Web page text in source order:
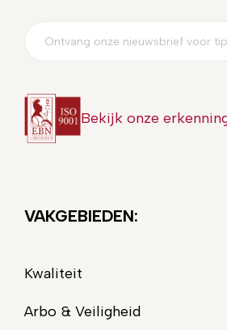
Bekijk onze
VAKGEBIEDEN:
Kwaliteit
Arbo & Veiligheid